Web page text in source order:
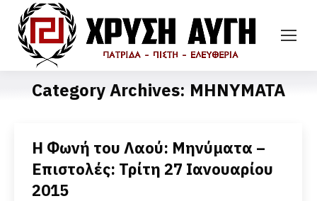
Category Archives: ΜΗΝΥΜΑΤΑ
Η Φωνή του Λαού: Μηνύματα –
Επιστολές: Τρίτη 27 Ιανουαρίου
2015